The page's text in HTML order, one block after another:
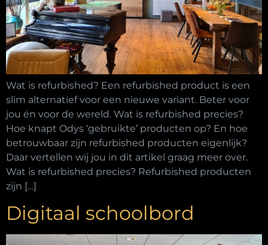
Wat is refurbished? Een refurbished product is een
slim alternatief voor een nieuwe variant. Beter voor
jou én voor de wereld. Wat is refurbished precies?
Hoe knapt Odys ‘gebruikte’ producten op? En hoe
betrouwbaar zijn refurbished producten eigenlijk?
Daar vertellen wij jou in dit artikel graag meer over.
Wat is refurbished precies? Refurbished producten
zijn […]
Digitaal schoolbord